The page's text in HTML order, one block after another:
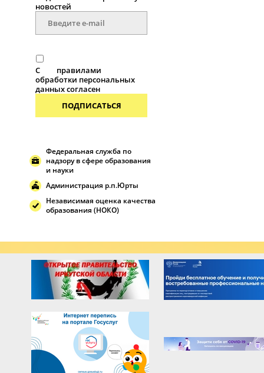
новостей
С
правилами
обработки персональных
данных согласен
ПОДПИСАТЬСЯ
Федеральная служба по
надзору в сфере образования
и науки
Администрация р.п.Юрты
Независимая оценка качества
образования (НОКО)